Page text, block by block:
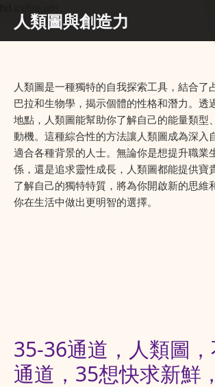
人類圖與創造力
人類圖是一種獨特的自我探索工具，結合了
巴拉和生物學，揭示個體的性格和潛力。透
地點，人類圖能幫助你了解自己的能量類型
動機。這種綜合性的方法讓人類圖成為深入
適合各種背景的人士。無論你是想提升職業
係，還是追求靈性成長，人類圖都能提供寶
了解自己的獨特特質，將為你開啟新的思維
你在生活中做出更明智的選擇。
35-36通道，人類圖
通道，35想快求新鮮